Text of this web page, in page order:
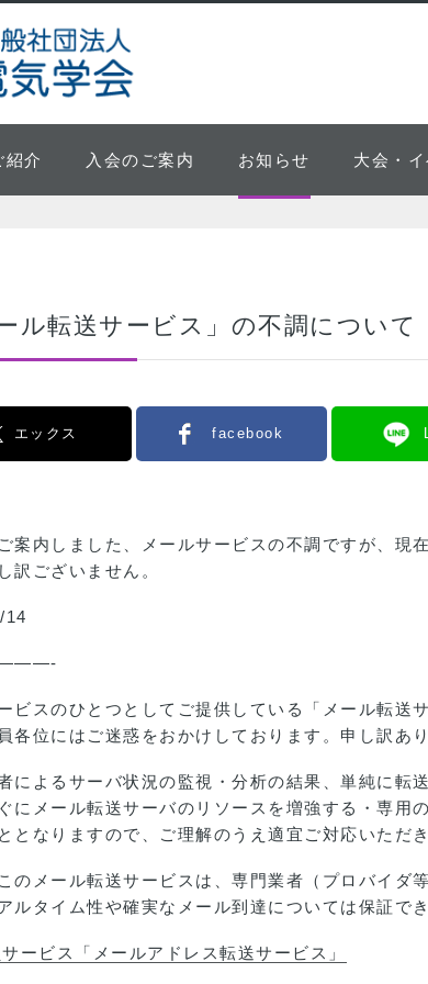
紹介 入会のご案内 お知らせ 大会・イ
ール転送サービス」の不調について
エックス facebook
案内しました、メールサービスの不調ですが、現
訳ございません。
14
ビスのひとつとしてご提供している「メール転送
各位にはご迷惑をおかけしております。申し訳あり
によるサーバ状況の監視・分析の結果、単純に転
にメール転送サーバのリソースを増強する・専用
となりますので、ご理解のうえ適宜ご対応いただ
のメール転送サービスは、専門業者（プロバイダ
ルタイム性や確実なメール到達については保証で
ービス「メールアドレス転送サービス」